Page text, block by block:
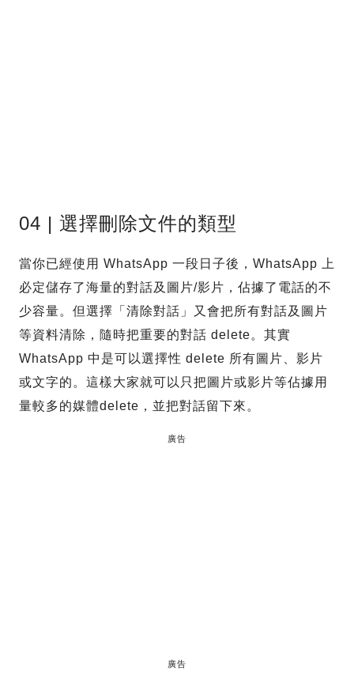
04 | 選擇刪除文件的類型
當你已經使用 WhatsApp 一段日子後，WhatsApp 上
必定儲存了海量的對話及圖片/影片，佔據了電話的不
少容量。但選擇「清除對話」又會把所有對話及圖片
等資料清除，隨時把重要的對話 delete。其實
WhatsApp 中是可以選擇性 delete 所有圖片、影片
或文字的。這樣大家就可以只把圖片或影片等佔據用
量較多的媒體delete，並把對話留下來。
廣告
廣告